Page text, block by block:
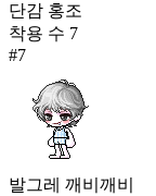
단감 홍조
착용 수 7
#7
발그레 깨비깨비